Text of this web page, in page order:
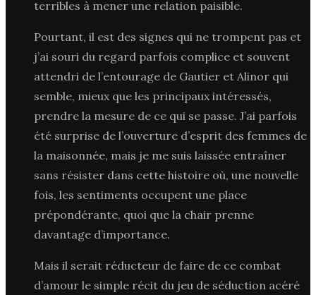
terribles à mener une relation paisible.
Pourtant, il est des signes qui ne trompent pas et
j’ai souri du regard parfois complice et souvent
attendri de l’entourage de Gautier et Alinor qui
semble, mieux que les principaux intéressés,
prendre la mesure de ce qui se passe. J’ai parfois
été surprise de l’ouverture d’esprit des femmes de
la maisonnée, mais je me suis laissée entraîner
sans résister dans cette histoire où, une nouvelle
fois, les sentiments occupent une place
prépondérante, quoi que la chair prenne
davantage d’importance.
Mais il serait réducteur de faire de ce combat
d’amour le simple récit du jeu de séduction acéré